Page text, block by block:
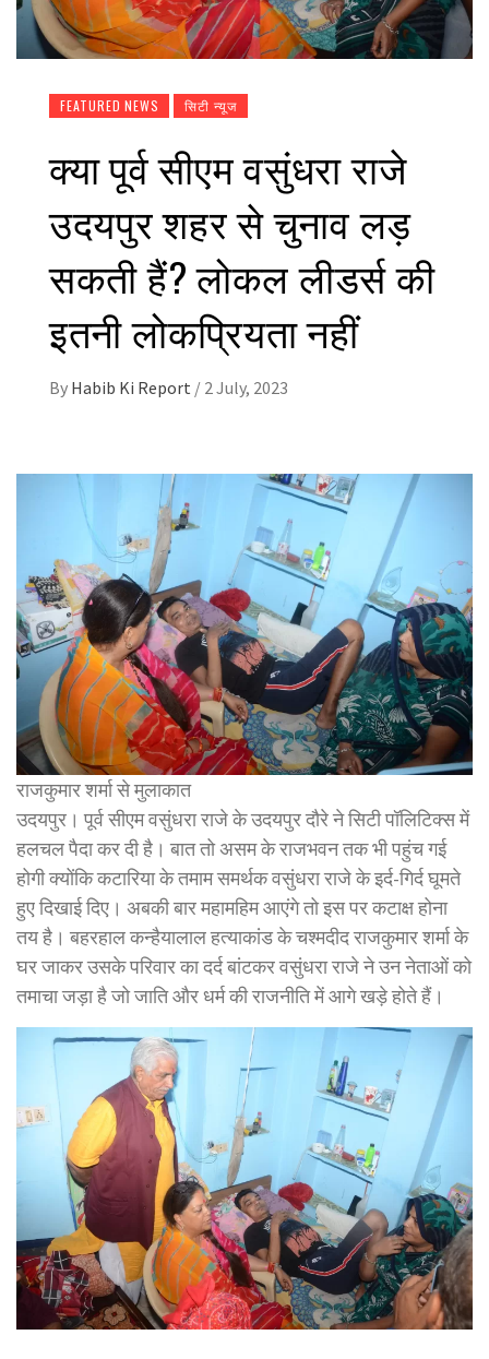
FEATURED NEWS सिटी न्यूज
क्या पूर्व सीएम वसुंधरा राजे
उदयपुर शहर से चुनाव लड़
सकती हैं? लोकल लीडर्स की
इतनी लोकप्रियता नहीं
By Habib Ki Report / 2 July, 2023
राजकुमार शर्मा से मुलाकात
उदयपुर। पूर्व सीएम वसुंधरा राजे के उदयपुर दौरे ने सिटी पॉलिटिक्स में
हलचल पैदा कर दी है। बात तो असम के राजभवन तक भी पहुंच गई
होगी क्योंकि कटारिया के तमाम समर्थक वसुंधरा राजे के इर्द-गिर्द घूमते
हुए दिखाई दिए। अबकी बार महामहिम आएंगे तो इस पर कटाक्ष होना
तय है। बहरहाल कन्हैयालाल हत्याकांड के चश्मदीद राजकुमार शर्मा के
घर जाकर उसके परिवार का दर्द बांटकर वसुंधरा राजे ने उन नेताओं को
तमाचा जड़ा है जो जाति और धर्म की राजनीति में आगे खड़े होते हैं।